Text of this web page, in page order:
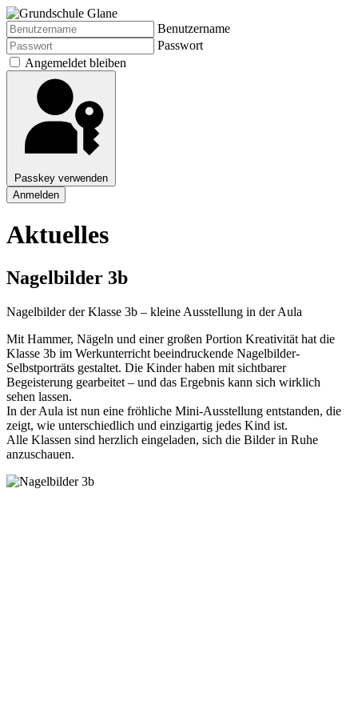
Benutzername
Passwort
Angemeldet bleiben
Passkey verwenden
Anmelden
Aktuelles
Nagelbilder 3b
Nagelbilder der Klasse 3b – kleine Ausstellung in der Aula
Mit Hammer, Nägeln und einer großen Portion Kreativität hat die
Klasse 3b im Werkunterricht beeindruckende Nagelbilder-
Selbstporträts gestaltet. Die Kinder haben mit sichtbarer
Begeisterung gearbeitet – und das Ergebnis kann sich wirklich
sehen lassen.
In der Aula ist nun eine fröhliche Mini‑Ausstellung entstanden, die
zeigt, wie unterschiedlich und einzigartig jedes Kind ist.
Alle Klassen sind herzlich eingeladen, sich die Bilder in Ruhe
anzuschauen.